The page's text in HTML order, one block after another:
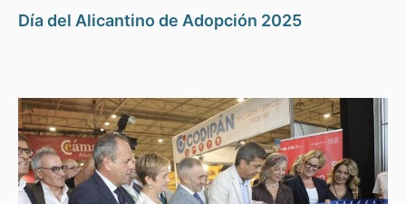
Día del Alicantino de Adopción 2025